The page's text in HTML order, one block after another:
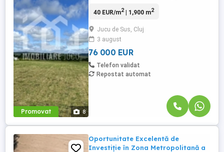
Promovat 8
potrivită atât pentru construirea unei
cât și pentru valorificare imobiliară.
Terenul are o configurație foarte bună
pentru construcție: ...
40 EUR/m2| 1,900 m2
Jucu de Sus, Cluj
3 august
76 000 EUR
Telefon validat
Repostat automat
Oportunitate Excelentă de
Investiție în Zona Metropolitană a